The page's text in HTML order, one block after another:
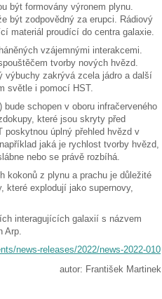
být formovány výronem plynu.
být zodpovědný za erupci. Rádiový
materiál proudící do centra galaxie.
vzájemnými interakcemi.
tvorby nových hvězd.
výbuchy zakrývá zcela jádro a další
světle i pomocí HST.
schopen v oboru infračerveného
které jsou skryty před
úplný přehled hvězd v
jaká je rychlost tvorby hvězd,
nebo se právě rozbíhá.
kokonů z plynu a prachu je důležité
které explodují jako supernovy,
interagujících galaxií s názvem
Arp.
news-releases/2022/news-2022-010
autor: František Martinek